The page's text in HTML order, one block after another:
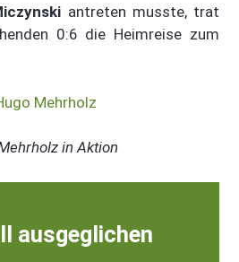
antreten musste, trat
0:6 die Heimreise zum
in Aktion
ausgeglichen